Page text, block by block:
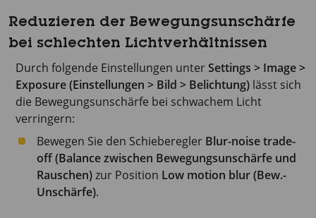
Reduzieren der Bewegungsunschärfe
bei schlechten Lichtverhältnissen
Durch folgende Einstellungen unterSettings > Image >
Exposure (Einstellungen > Bild > Belichtung) lässt sich
die Bewegungsunschärfe bei schwachem Licht
verringern:
Bewegen Sie den Schieberegler Blur-noise trade-
off (Balance zwischen Bewegungsunschärfe und
Rauschen)zur Position Low motion blur (Bew.-
Unschärfe).